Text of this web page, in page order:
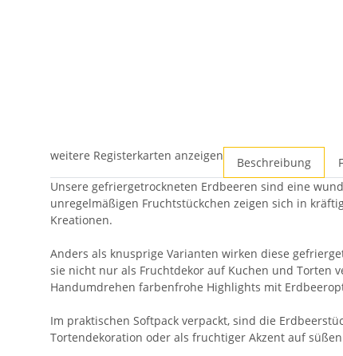
weitere Registerkarten anzeigen Beschreibung
Unsere gefriergetrockneten Erdbeeren sind eine
unregelmäßigen Fruchtstückchen zeigen sich in
Kreationen.
Anders als knusprige Varianten wirken diese
sie nicht nur als Fruchtdekor auf Kuchen und Torten
Handumdrehen farbenfrohe Highlights mit
Im praktischen Softpack verpackt, sind die
Tortendekoration oder als fruchtiger Akzent auf